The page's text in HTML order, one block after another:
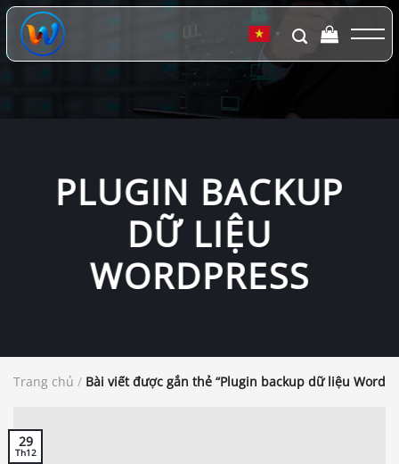
Chuyển
đến
dung
▼
PLUGIN BACKUP
DỮ LIỆU
WORDPRESS
Trang chủ / Bài viết được gắn thẻ “Plugin backup dữ liệu
29
Th12